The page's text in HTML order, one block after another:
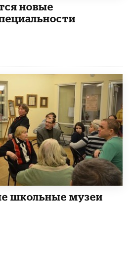
новые
школьные музеи